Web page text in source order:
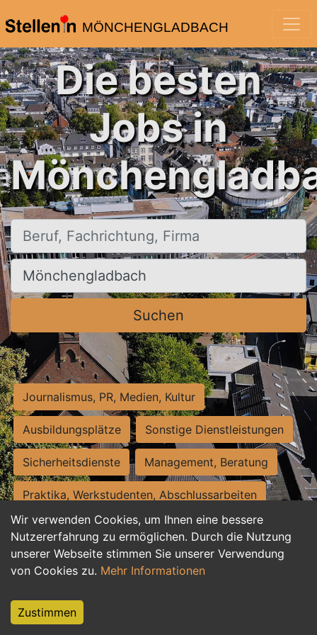
MÖNCHENGLADBACH
Wir verwenden Cookies, um Ihnen eine bessere
Nutzererfahrung zu ermöglichen. Durch die Nutzung
unserer Webseite stimmen Sie unserer Verwendung
von Cookies zu. Mehr Informationen
Zustimmen
Die besten
Jobs in
Beruf, Fachrichtung, Firma
Ort, Stadt
Suchen
Journalismus, PR, Medien, Kultur
Ausbildungsplätze Sonstige Dienstleistungen
Sicherheitsdienste Management, Beratung
Praktika, Werkstudenten, Abschlussarbeiten
Personalwesen Assistenz, Sekretariat
Hilfskräfte, Aushilfs- und Nebenjobs
Weiterbildung, Studium, duale Ausbildung